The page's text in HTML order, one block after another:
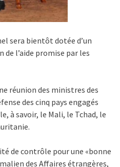
sera bientôt dotée d’un
l’aide promise par les
réunion des ministres des
des cinq pays engagés
à savoir, le Mali, le Tchad, le
de contrôle pour une «bonne
des Affaires étrangères,